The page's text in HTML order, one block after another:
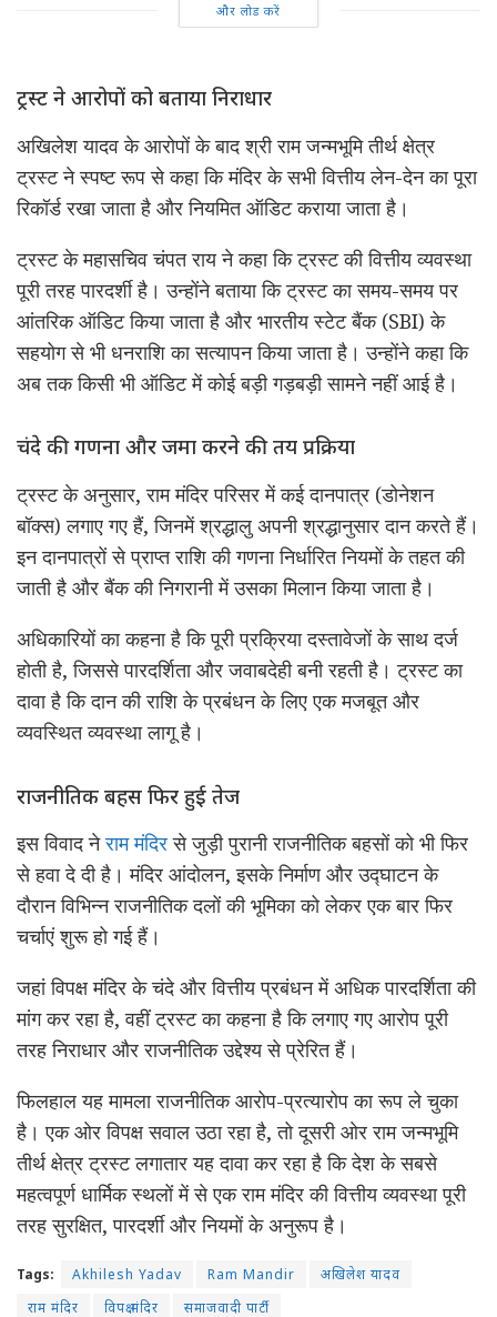
और लोड करें
ट्रस्ट ने आरोपों को बताया निराधार
अखिलेश यादव के आरोपों के बाद श्री राम जन्मभूमि तीर्थ क्षेत्र
ट्रस्ट ने स्पष्ट रूप से कहा कि मंदिर के सभी वित्तीय लेन-देन का पूरा
रिकॉर्ड रखा जाता है और नियमित ऑडिट कराया जाता है।
ट्रस्ट के महासचिव चंपत राय ने कहा कि ट्रस्ट की वित्तीय व्यवस्था
पूरी तरह पारदर्शी है। उन्होंने बताया कि ट्रस्ट का समय-समय पर
आंतरिक ऑडिट किया जाता है और भारतीय स्टेट बैंक (SBI) के
सहयोग से भी धनराशि का सत्यापन किया जाता है। उन्होंने कहा कि
अब तक किसी भी ऑडिट में कोई बड़ी गड़बड़ी सामने नहीं आई है।
चंदे की गणना और जमा करने की तय प्रक्रिया
ट्रस्ट के अनुसार, राम मंदिर परिसर में कई दानपात्र (डोनेशन
बॉक्स) लगाए गए हैं, जिनमें श्रद्धालु अपनी श्रद्धानुसार दान करते हैं।
इन दानपात्रों से प्राप्त राशि की गणना निर्धारित नियमों के तहत की
जाती है और बैंक की निगरानी में उसका मिलान किया जाता है।
अधिकारियों का कहना है कि पूरी प्रक्रिया दस्तावेजों के साथ दर्ज
होती है, जिससे पारदर्शिता और जवाबदेही बनी रहती है। ट्रस्ट का
दावा है कि दान की राशि के प्रबंधन के लिए एक मजबूत और
व्यवस्थित व्यवस्था लागू है।
राजनीतिक बहस फिर हुई तेज
इस विवाद नेराम मंदिरसे जुड़ी पुरानी राजनीतिक बहसों को भी फिर
से हवा दे दी है। मंदिर आंदोलन, इसके निर्माण और उद्घाटन के
दौरान विभिन्न राजनीतिक दलों की भूमिका को लेकर एक बार फिर
चर्चाएं शुरू हो गई हैं।
जहां विपक्ष मंदिर के चंदे और वित्तीय प्रबंधन में अधिक पारदर्शिता की
मांग कर रहा है, वहीं ट्रस्ट का कहना है कि लगाए गए आरोप पूरी
तरह निराधार और राजनीतिक उद्देश्य से प्रेरित हैं।
फिलहाल यह मामला राजनीतिक आरोप-प्रत्यारोप का रूप ले चुका
है। एक ओर विपक्ष सवाल उठा रहा है, तो दूसरी ओर राम जन्मभूमि
तीर्थ क्षेत्र ट्रस्ट लगातार यह दावा कर रहा है कि देश के सबसे
महत्वपूर्ण धार्मिक स्थलों में से एक राम मंदिर की वित्तीय व्यवस्था पूरी
तरह सुरक्षित, पारदर्शी और नियमों के अनुरूप है।
Tags: Akhilesh Yadav Ram Mandir
अखिलेश यादव
राम मंदिर
विपक्ष मंदिर समाजवादी पार्टी